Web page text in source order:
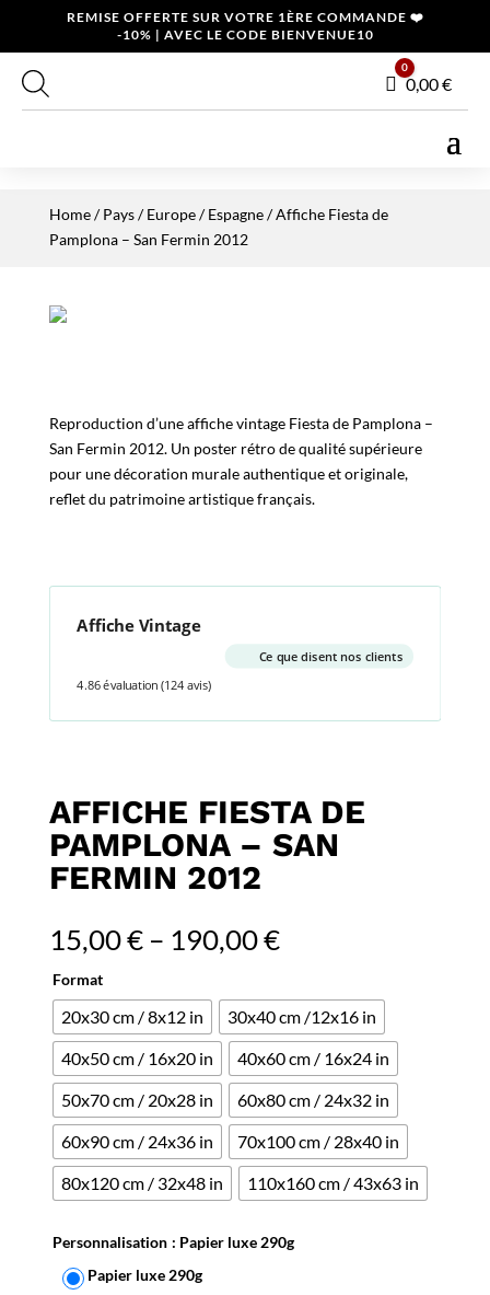
REMISE OFFERTE SUR VOTRE 1ÈRE COMMANDE ❤️
-10% | AVEC LE CODE BIENVENUE10
Panier
0
0,00€
Home/Pays/Europe/Espagne/ Affiche Fiesta de
Pamplona – San Fermin 2012
Reproduction d’une affiche vintage Fiesta de Pamplona –
San Fermin 2012. Un poster rétro de qualité supérieure
pour une décoration murale authentique et originale,
reflet du patrimoine artistique français.
Affiche Vintage
Ce que disent nos clients
4.86 évaluation (124 avis)
AFFICHE FIESTA DE
PAMPLONA – SAN
FERMIN 2012
15,00€– 190,00€
Format
20x30 cm / 8x12 in
30x40 cm /12x16 in
40x50 cm / 16x20 in
40x60 cm / 16x24 in
50x70 cm / 20x28 in
60x80 cm / 24x32 in
60x90 cm / 24x36 in
70x100 cm / 28x40 in
80x120 cm / 32x48 in
110x160 cm / 43x63 in
Personnalisation : Papier luxe 290g
Papier luxe 290g